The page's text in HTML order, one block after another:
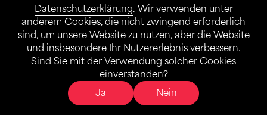
Datenschutzerklärung. Wir verwenden unter
anderem Cookies, die nicht zwingend erforderlich
sind, um unsere Website zu nutzen, aber die Website
und insbesondere Ihr Nutzererlebnis verbessern.
Sind Sie mit der Verwendung solcher Cookies
einverstanden?
Ja
Nein